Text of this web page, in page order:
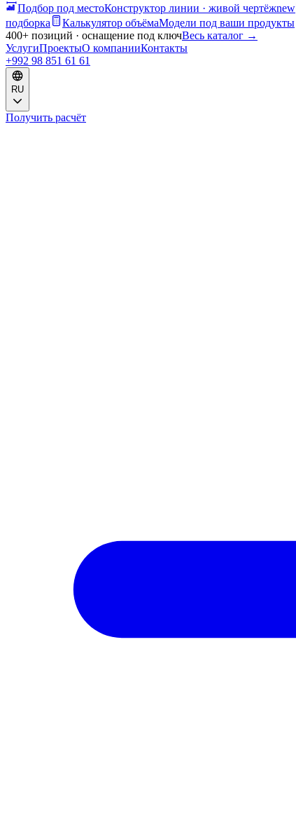
Подбор под местоКонструктор линии · живой чертёжnew
подборка
Калькулятор объёмаМодели под ваши продукты
400+ позиций · оснащение под ключВесь каталог →
УслугиПроектыО компанииКонтакты
+992 98 851 61 61
RU
Получить расчёт